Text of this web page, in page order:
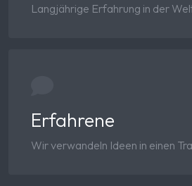
Langjährige Erfahrung in der
Erfahrene
Wir verwandeln Ideen in einen